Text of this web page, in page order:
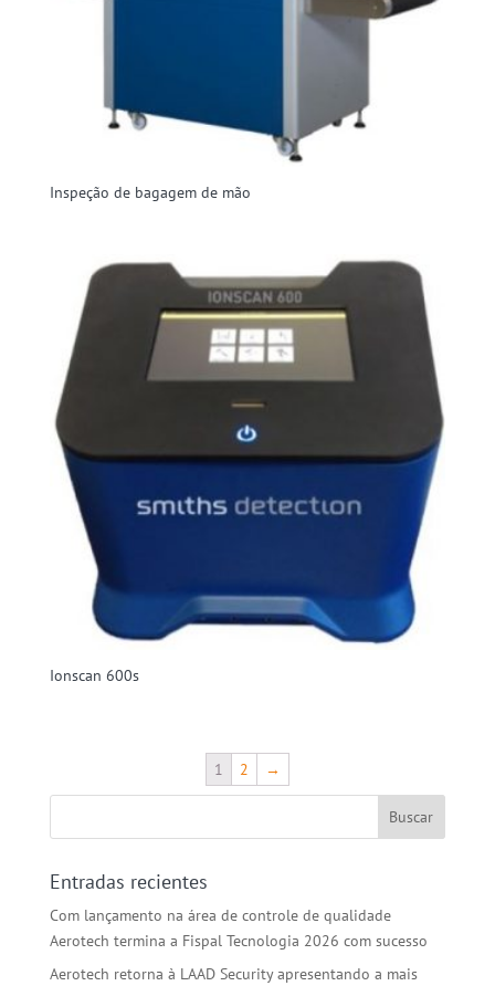
Inspeção de bagagem de mão
Ionscan 600s
1 2 →
Entradas recientes
Com lançamento na área de controle de qualidade
Aerotech termina a Fispal Tecnologia 2026 com sucesso
Aerotech retorna à LAAD Security apresentando a mais